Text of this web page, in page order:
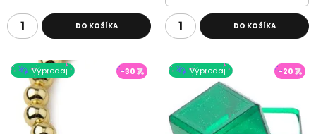
DO KOŠÍKA DO KOŠÍKA
Výpredaj -30 Výpredaj -20